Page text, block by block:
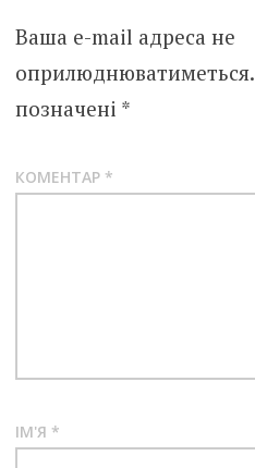
Ваша e-mail адреса не
оприлюднюватиметься.
позначені *
КОМЕНТАР *
ІМ'Я *